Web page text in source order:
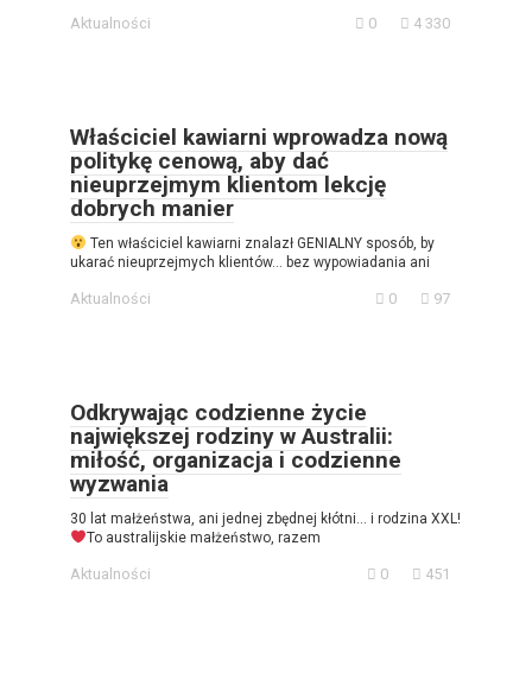
Aktualności 0 4 330
Właściciel kawiarni wprowadza nową
politykę cenową, aby dać
nieuprzejmym klientom lekcję
dobrych manier
Ten właściciel kawiarni znalazł GENIALNY sposób, by
ukarać nieuprzejmych klientów… bez wypowiadania ani
Aktualności 0 97
Odkrywając codzienne życie
największej rodziny w Australii:
miłość, organizacja i codzienne
wyzwania
30 lat małżeństwa, ani jednej zbędnej kłótni… i rodzina XXL!
To australijskie małżeństwo, razem
Aktualności 0 451